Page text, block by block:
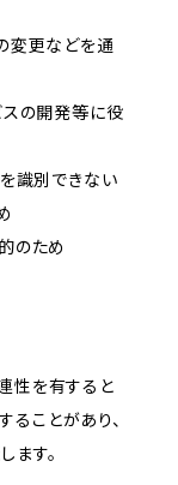
変更などを通
スの開発等に役
を識別できない
のため
性を有すると
ことがあり、
ます。